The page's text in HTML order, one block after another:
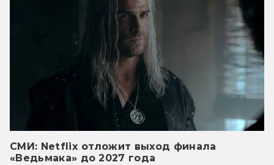
СМИ: Netflix отложит выход финала
«Ведьмака» до 2027 года